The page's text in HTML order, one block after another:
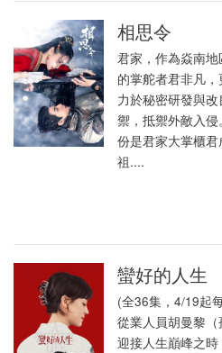
相思令
君家，作為焱南
的掌舵者君非凡
力於秘密研發與
禦，抵禦外敵入
份是君家大掌櫃
祖....
蠻好的人生
(全36集，4/19起
從業人員胡曼黎
迎接人生巔峰之